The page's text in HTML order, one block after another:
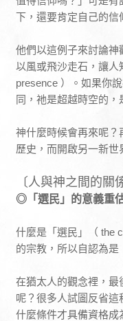
下，還要肯定自己的
他們以這例子來討論
以風或飛沙走石，讓人
presence ）。如果你
同，祂是超越時空的
神什麼時候會再來呢
歷史，而開啟另一新
〔人與神之間的關
◎「選民」的意義重
什麼是「選民」（ the
的宗教，所以自認為
在猶太人的觀念裡，
呢？很多人試圖反省
什麼條件才具備資格